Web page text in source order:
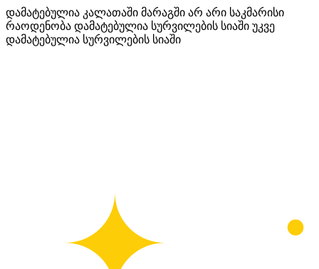
დამატებულია კალათაში მარაგში არ არი საკმარისი
რაოდენობა დამატებულია სურვილების სიაში უკვე
დამატებულია სურვილების სიაში